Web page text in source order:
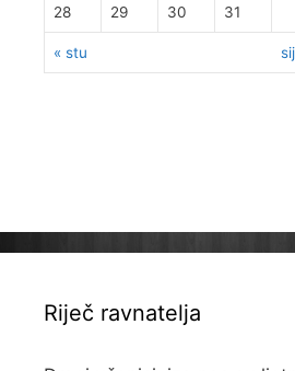
« stu
28 29 30 31
Riječ ravnatelja